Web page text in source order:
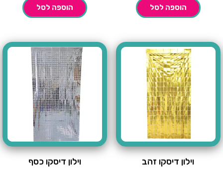
הוספה לסל הוספה לסל
וילון דיסקו זהב וילון דיסקו כסף